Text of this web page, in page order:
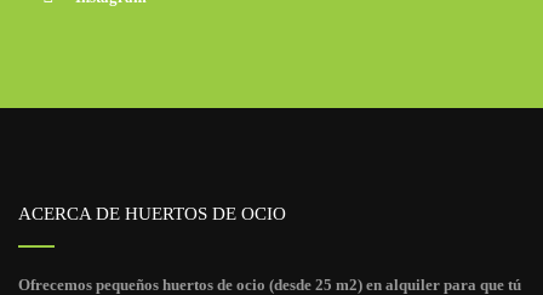
ACERCA DE HUERTOS DE OCIO
Ofrecemos pequeños huertos de ocio (desde 25 m2) en alquiler para que tú